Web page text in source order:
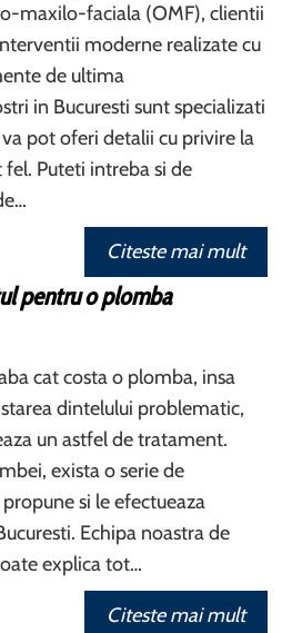
maxilo-faciala (OMF), clientii
moderne realizate cu
de ultima
in Bucuresti sunt specializati
pot oferi detalii cu privire la
Puteti intreba si de
Citeste mai mult
pentru o plomba
cat costa o plomba, insa
dintelului problematic,
un astfel de tratament.
exista o serie de
si le efectueaza
Echipa noastra de
explica tot…
Citeste mai mult